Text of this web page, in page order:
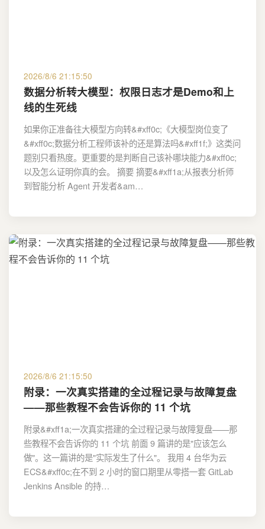
2026/8/6 21:15:50
数据分析转大模型：权限日志才是Demo和上
线的生死线
如果你正准备往大模型方向转&#xff0c;《大模型岗位变了
&#xff0c;数据分析工程师该补的还是算法吗&#xff1f;》这类问
题别只看热度。更重要的是判断自己该补哪块能力&#xff0c;
以及怎么证明你真的会。 摘要 摘要&#xff1a;从报表分析师
到智能分析 Agent 开发者&am…
2026/8/6 21:15:50
附录：一次真实搭建的全过程记录与故障复盘
——那些教程不会告诉你的 11 个坑
附录&#xff1a;一次真实搭建的全过程记录与故障复盘——那
些教程不会告诉你的 11 个坑 前面 9 篇讲的是"应该怎么
做"。这一篇讲的是"实际发生了什么"。 我用 4 台华为云
ECS&#xff0c;在不到 2 小时的窗口期里从零搭一套 GitLab
Jenkins Ansible 的持…